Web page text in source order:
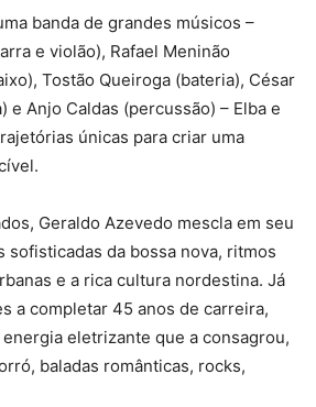
banda de grandes músicos –
e violão), Rafael Meninão
Tostão Queiroga (bateria), César
e Anjo Caldas (percussão) – Elba e
únicas para criar uma
Geraldo Azevedo mescla em seu
da bossa nova, ritmos
e a rica cultura nordestina. Já
a completar 45 anos de carreira,
eletrizante que a consagrou,
baladas românticas, rocks,